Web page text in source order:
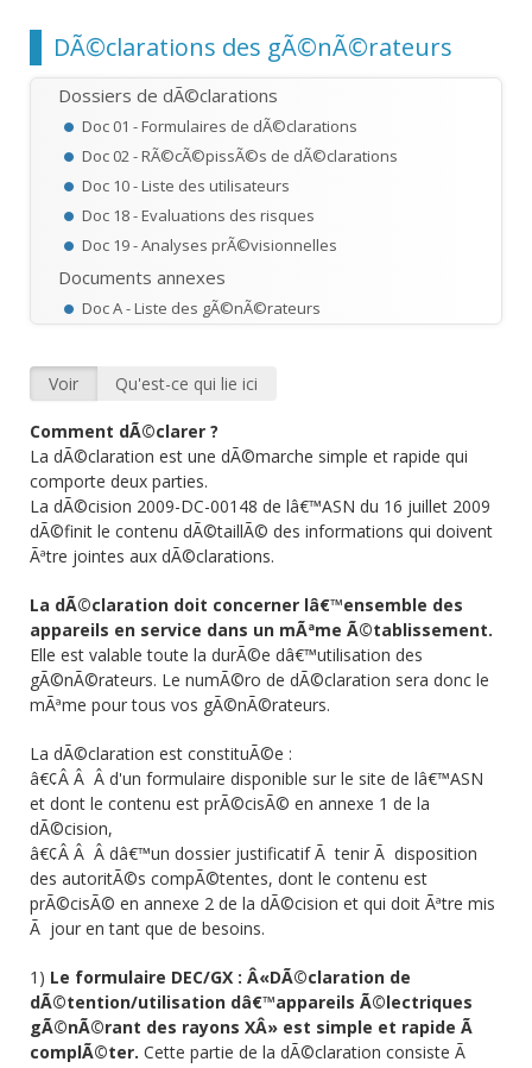
Chemin
DÃ©clarations des gÃ©nÃ©rateurs
Dossiers de dÃ©clarations
Doc 01 - Formulaires de dÃ©clarations
Doc 02 - RÃ©cÃ©pissÃ©s de dÃ©clarations
Doc 10 - Liste des utilisateurs
Doc 18 - Evaluations des risques
Doc 19 - Analyses prÃ©visionnelles
Documents annexes
Doc A - Liste des gÃ©nÃ©rateurs
Onglets principaux
Voir (onglet actif)
Qu'est-ce qui lie ici
Comment dÃ©clarer ?
La dÃ©claration est une dÃ©marche simple et rapide qui
comporte deux parties.
La dÃ©cision 2009-DC-00148 de lâ€™ASN du 16 juillet 2009
dÃ©finit le contenu dÃ©taillÃ© des informations qui doivent
Ãªtre jointes aux dÃ©clarations.
La dÃ©claration doit concerner lâ€™ensemble des
appareils en service dans un mÃªme Ã©tablissement.
Elle est valable toute la durÃ©e dâ€™utilisation des
gÃ©nÃ©rateurs. Le numÃ©ro de dÃ©claration sera donc le
mÃªme pour tous vos gÃ©nÃ©rateurs.
La dÃ©claration est constituÃ©e :
â€¢Â Â Â d'un formulaire disponible sur le site de lâ€™ASN
et dont le contenu est prÃ©cisÃ© en annexe 1 de la
dÃ©cision,
â€¢Â Â Â dâ€™un dossier justificatif Ã tenir Ã disposition
des autoritÃ©s compÃ©tentes, dont le contenu est
prÃ©cisÃ© en annexe 2 de la dÃ©cision et qui doit Ãªtre mis
Ã jour en tant que de besoins.
1) Le formulaire DEC/GX : Â«DÃ©claration de
dÃ©tention/utilisation dâ€™appareils Ã©lectriques
gÃ©nÃ©rant des rayons XÂ» est simple et rapide Ã
complÃ©ter. Cette partie de la dÃ©claration consiste Ã